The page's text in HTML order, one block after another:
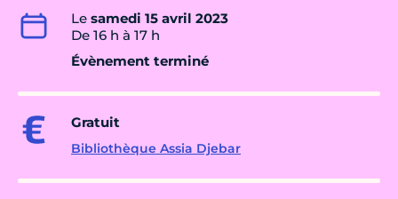
Le samedi 15 avril 2023
De 16 h à 17 h
Évènement terminé
Gratuit
Bibliothèque Assia Djebar